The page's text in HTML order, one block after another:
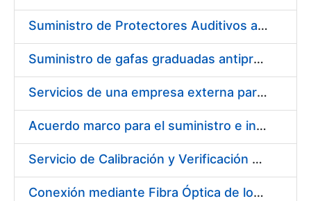
Suministro de Protectores Auditivos a medida para las personas trabajadoras de los Centros de Trabajo de Madrid y Burgos
Suministro de gafas graduadas antiproyecciones para los trabajadores de la FNMT-RCM en los centros de trabajo de Madrid y Burgos
Servicios de una empresa externa para el asesoramiento y resolución de los recursos de alzada que se presentan relacionados con procesos de selección para la FNMT-RCM
Acuerdo marco para el suministro e instalación de persianas, estores y otros complementos
Servicio de Calibración y Verificación Externa de los Equipos de Medición del Servicio de Prevención de la FNMT-RCM
Conexión mediante Fibra Óptica de los Centros de Proceso de Datos (CPDs) de las sedes de la FNMT-RCM de Burgos y Madrid